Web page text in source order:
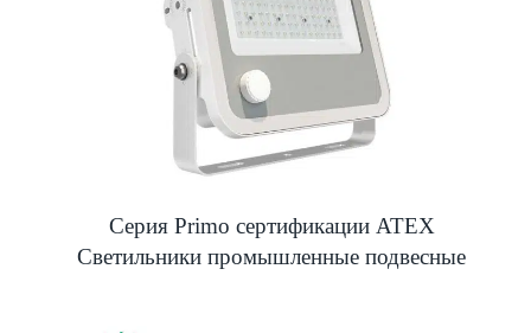
Серия Primo сертификации ATEX
Светильники промышленные подвесные